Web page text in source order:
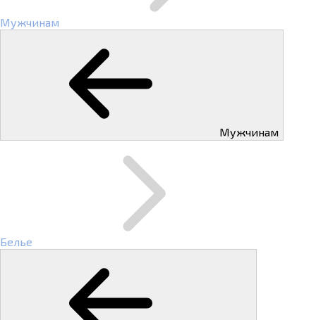
Мужчинам
Мужчинам
Белье